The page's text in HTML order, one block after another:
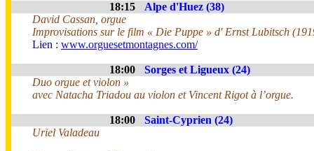
18:15
Alpe d'Huez (38)
David Cassan, orgue
Improvisations sur le film « Die Puppe » d' Ernst Lubitsch
Lien : www.orguesetmontagnes.com/
18:00
Sorges et Ligueux (24)
Duo orgue et violon »
avec Natacha Triadou au violon et Vincent Rigot à l’orgue.
18:00
Saint-Cyprien (24)
Uriel Valadeau